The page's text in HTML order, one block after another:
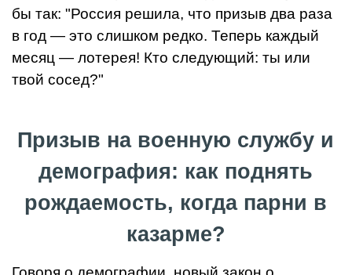
бы так: "Россия решила, что призыв два раза
в год — это слишком редко. Теперь каждый
месяц — лотерея! Кто следующий: ты или
твой сосед?"
Призыв на военную службу и
демография: как поднять
рождаемость, когда парни в
казарме?